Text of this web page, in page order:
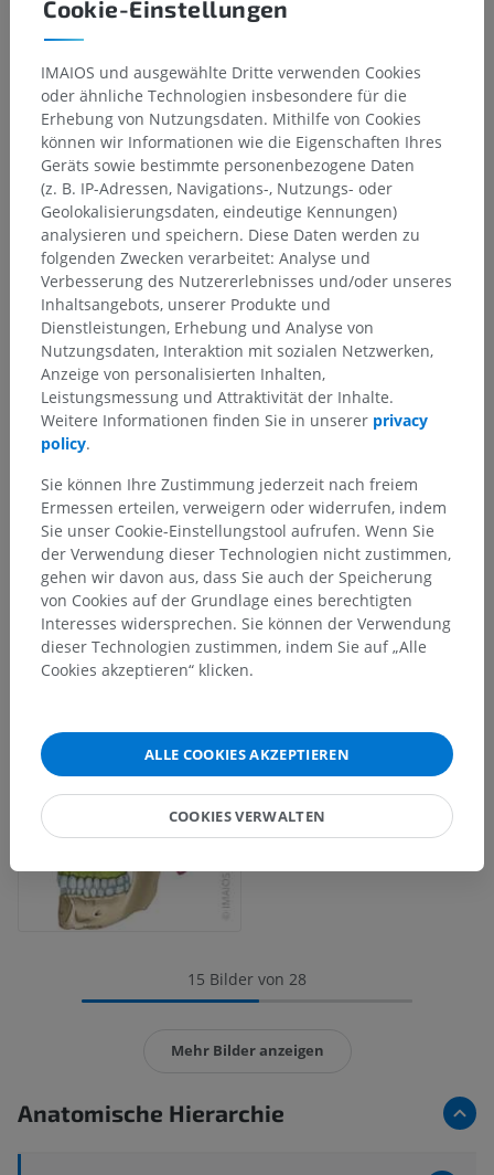
15 Bilder von 28
Mehr Bilder anzeigen
Anatomische Hierarchie
Cookie-Einstellungen
IMAIOS und ausgewählte Dritte verwenden Cookies
oder ähnliche Technologien insbesondere für die
Erhebung von Nutzungsdaten. Mithilfe von Cookies
können wir Informationen wie die Eigenschaften Ihres
Geräts sowie bestimmte personenbezogene Daten
(z. B. IP-Adressen, Navigations-, Nutzungs- oder
Geolokalisierungsdaten, eindeutige Kennungen)
analysieren und speichern. Diese Daten werden zu
folgenden Zwecken verarbeitet: Analyse und
Verbesserung des Nutzererlebnisses und/oder unseres
Inhaltsangebots, unserer Produkte und
Dienstleistungen, Erhebung und Analyse von
Nutzungsdaten, Interaktion mit sozialen Netzwerken,
Anzeige von personalisierten Inhalten,
Leistungsmessung und Attraktivität der Inhalte.
Weitere Informationen finden Sie in unserer privacy
policy.
Sie können Ihre Zustimmung jederzeit nach freiem
Ermessen erteilen, verweigern oder widerrufen, indem
Sie unser Cookie-Einstellungstool aufrufen. Wenn Sie
der Verwendung dieser Technologien nicht zustimmen,
gehen wir davon aus, dass Sie auch der Speicherung
von Cookies auf der Grundlage eines berechtigten
Interesses widersprechen. Sie können der Verwendung
dieser Technologien zustimmen, indem Sie auf „Alle
Cookies akzeptieren“ klicken.
ALLE COOKIES AKZEPTIEREN
COOKIES VERWALTEN